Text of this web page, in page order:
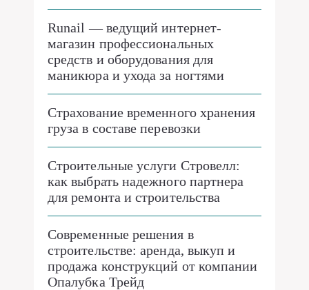
Runail — ведущий интернет-
магазин профессиональных
средств и оборудования для
маникюра и ухода за ногтями
Страхование временного хранения
груза в составе перевозки
Строительные услуги Стровелл:
как выбрать надежного партнера
для ремонта и строительства
Современные решения в
строительстве: аренда, выкуп и
продажа конструкций от компании
Опалубка Трейд